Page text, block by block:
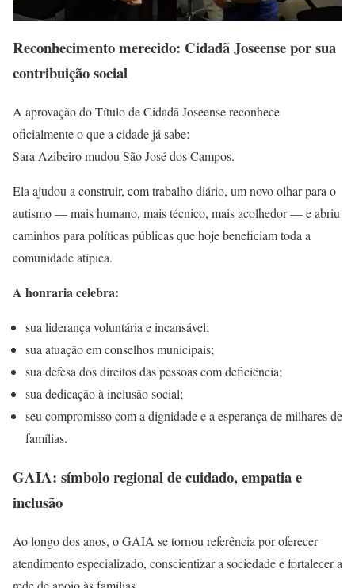
Reconhecimento merecido: Cidadã Joseense por sua
contribuição social
A aprovação do Título de Cidadã Joseense reconhece
oficialmente o que a cidade já sabe:
Sara Azibeiro mudou São José dos Campos.
Ela ajudou a construir, com trabalho diário, um novo olhar para o
autismo — mais humano, mais técnico, mais acolhedor — e abriu
caminhos para políticas públicas que hoje beneficiam toda a
comunidade atípica.
A honraria celebra:
sua liderança voluntária e incansável;
sua atuação em conselhos municipais;
sua defesa dos direitos das pessoas com deficiência;
sua dedicação à inclusão social;
seu compromisso com a dignidade e a esperança de milhares de
famílias.
GAIA: símbolo regional de cuidado, empatia e
inclusão
Ao longo dos anos, o GAIA se tornou referência por oferecer
atendimento especializado, conscientizar a sociedade e fortalecer a